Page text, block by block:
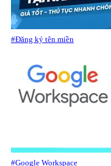
#Đăng ký tên miền
#Google Workspace